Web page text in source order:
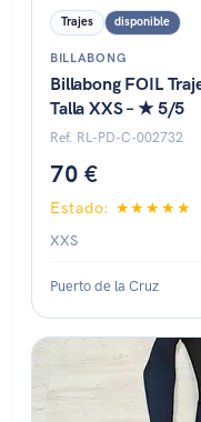
Trajes disponible
BILLABONG
Billabong FOIL
Talla XXS – ★ 5/5
Ref. RL-PD-C-002732
70 €
Estado: ★★★★★
XXS
Puerto de la Cruz
Estado: ★★★★☆